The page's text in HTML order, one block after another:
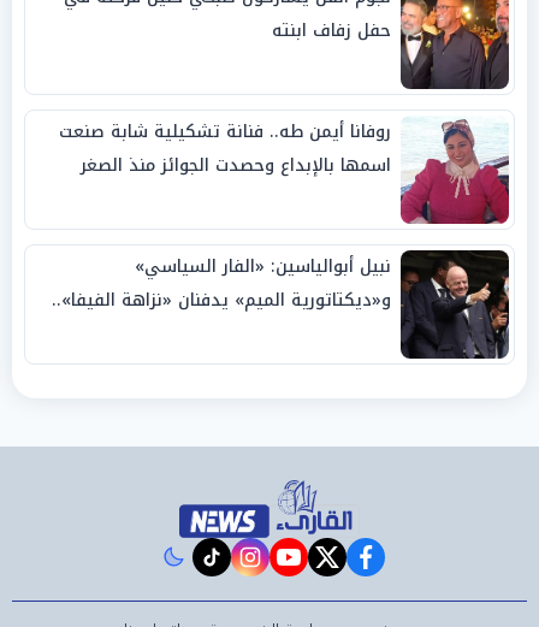
حفل زفاف ابنته
روفانا أيمن طه.. فنانة تشكيلية شابة صنعت
اسمها بالإبداع وحصدت الجوائز منذ الصغر
نبيل أبوالياسين: «الفار السياسي»
و«ديكتاتورية الميم» يدفنان «نزاهة الفيفا»..
facebook
twitter
youtube
instagram
tiktok